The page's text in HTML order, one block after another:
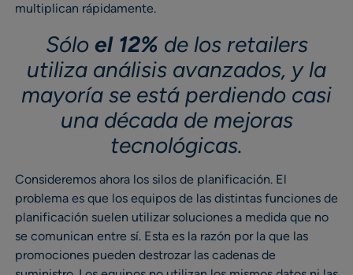
multiplican rápidamente.
Sólo el 12% de los retailers
utiliza análisis avanzados, y la
mayoría se está perdiendo casi
una década de mejoras
tecnológicas.
Consideremos ahora los silos de planificación. El
problema es que los equipos de las distintas funciones de
planificación suelen utilizar soluciones a medida que no
se comunican entre sí. Esta es la razón por la que las
promociones pueden destrozar las cadenas de